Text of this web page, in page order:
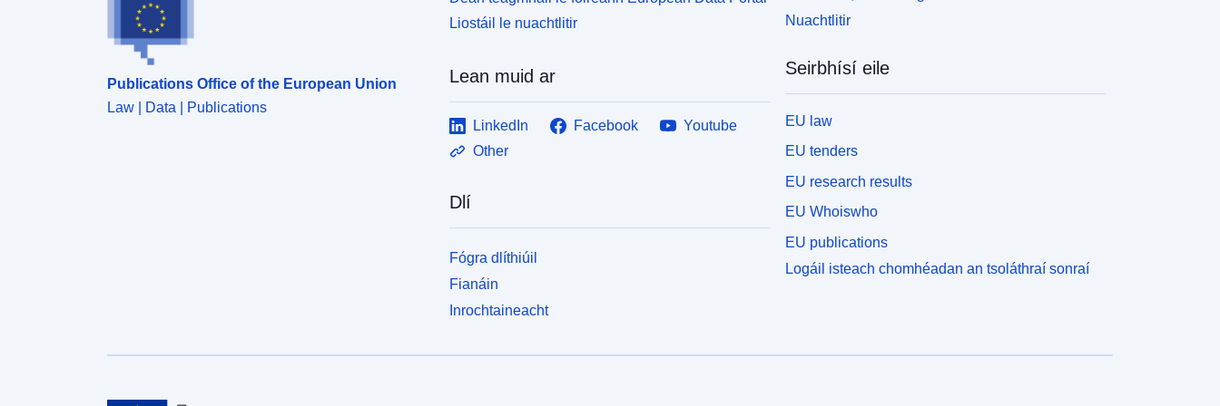
Publications Office of the European Union
Law | Data | Publications
Liostáil le nuachtlitir
Lean muid ar
LinkedIn Facebook
Youtube
Other
Dlí
Fógra dlíthiúil
Fianáin
Inrochtaineacht
Nuachtlitir
Seirbhísí eile
EU law
EU tenders
EU research results
EU Whoiswho
EU publications
Logáil isteach chomhéadan an tsoláthraí sonraí